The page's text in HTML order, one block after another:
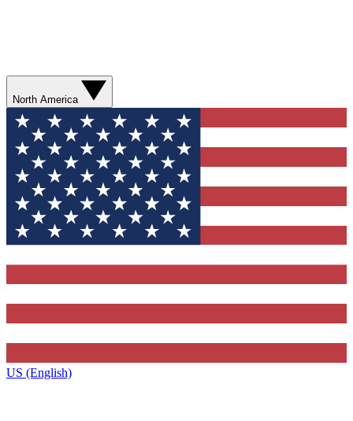
North America
US (English)